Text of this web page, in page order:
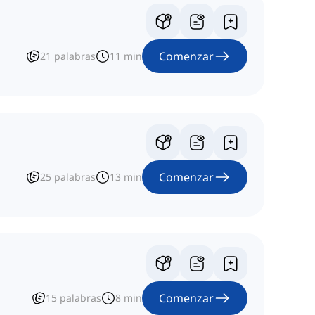
21 palabras 11 min Comenzar
25 palabras 13 min Comenzar
15 palabras 8 min Comenzar